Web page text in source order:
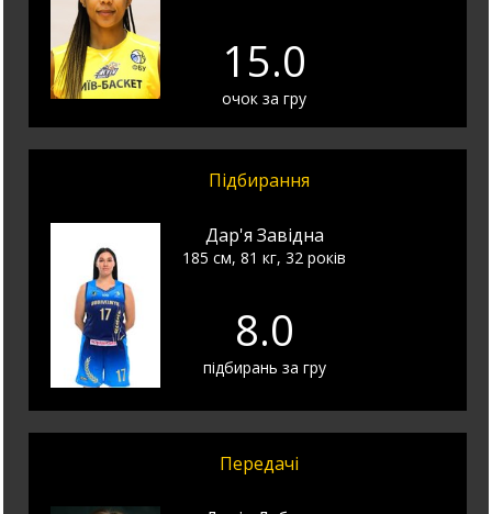
15.0
очок за гру
Підбирання
Дар'я Завідна
185 см, 81 кг, 32 років
8.0
підбирань за гру
Передачі